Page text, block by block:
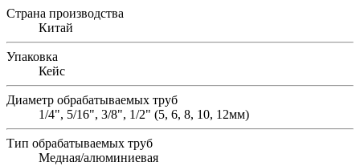
Страна производства
Китай
Упаковка
Кейс
Диаметр обрабатываемых труб
1/4", 5/16", 3/8", 1/2" (5, 6, 8, 10, 12мм)
Тип обрабатываемых труб
Медная/алюминиевая